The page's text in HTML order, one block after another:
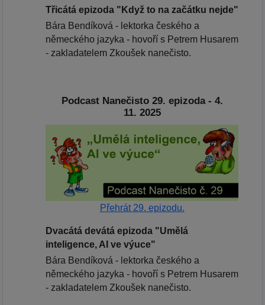
Třicátá epizoda "Když to na začátku nejde"
Bára Bendíková - lektorka českého a
německého jazyka - hovoří s Petrem Husarem
- zakladatelem Zkoušek nanečisto.
Podcast Nanečisto 29. epizoda - 4.
11. 2025
Přehrát 29. epizodu.
Dvacátá devátá epizoda "Umělá
inteligence, AI ve výuce"
Bára Bendíková - lektorka českého a
německého jazyka - hovoří s Petrem Husarem
- zakladatelem Zkoušek nanečisto.